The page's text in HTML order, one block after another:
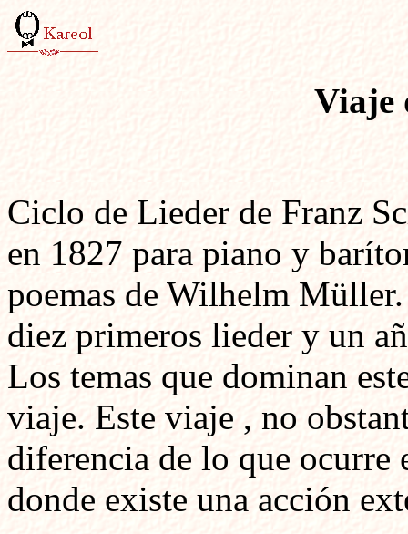
Viaje
Ciclo de Lieder de Franz
en 1827 para piano y
poemas de Wilhelm
diez primeros lieder y un
Los temas que dominan
viaje. Este viaje , no
diferencia de lo que ocurre
donde existe una acción